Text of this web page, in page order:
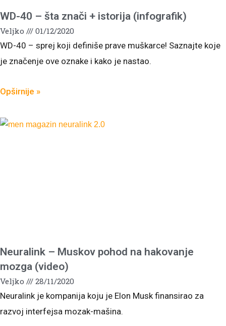
WD-40 – šta znači + istorija (infografik)
Veljko
01/12/2020
WD-40 – sprej koji definiše prave muškarce! Saznajte koje
je značenje ove oznake i kako je nastao.
Opširnije »
Neuralink – Muskov pohod na hakovanje
mozga (video)
Veljko
28/11/2020
Neuralink je kompanija koju je Elon Musk finansirao za
razvoj interfejsa mozak-mašina.